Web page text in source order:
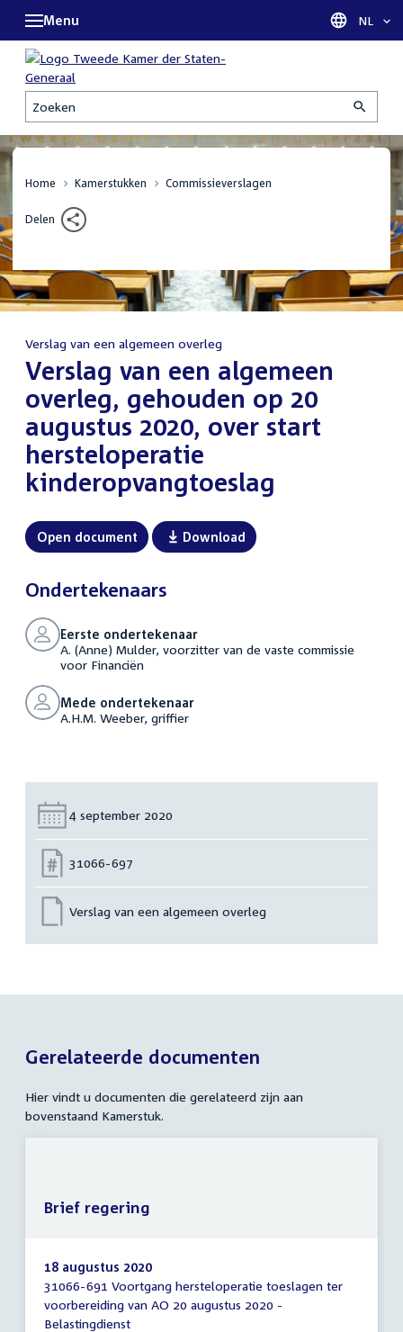
Zoeken
Menu Taal
NL
Home Kamerstukken Commissieverslagen
Delen
Verslag van een algemeen overleg
:Verslag van een algemeen
overleg, gehouden op 20
augustus 2020, over start
hersteloperatie
kinderopvangtoeslag
Open document Download
Ondertekenaars
Eerste ondertekenaar
A. (Anne) Mulder, voorzitter van de vaste commissie
voor Financiën
Mede ondertekenaar
A.H.M. Weeber, griffier
Datum:
4 september 2020
Nummer:
31066-697
Verslag van een algemeen overleg
Gerelateerde documenten
Hier vindt u documenten die gerelateerd zijn aan
bovenstaand Kamerstuk.
Brief
regering
18 augustus 2020
31066-691 Voortgang hersteloperatie toeslagen ter
voorbereiding van AO 20 augustus 2020 -
Belastingdienst
Brief regering